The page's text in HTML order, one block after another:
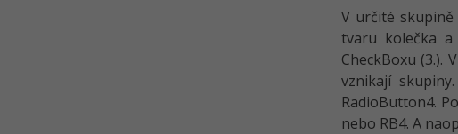
V určité skupině
tvaru kolečka
CheckBoxu (3.).
vznikají
RadioButton4.
nebo RB4. A